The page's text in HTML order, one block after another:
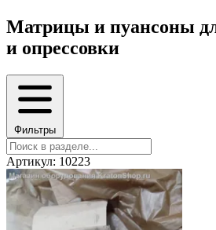
Матрицы и пуансоны
и опрессовки
Фильтры
Артикул: 10223